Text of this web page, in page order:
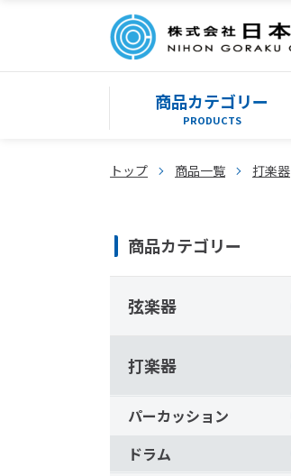
商品カテゴリー
PRODUCTS
トップ 商品一覧 打楽器
商品カテゴリー
弦楽器
打楽器
パーカッション
ドラム